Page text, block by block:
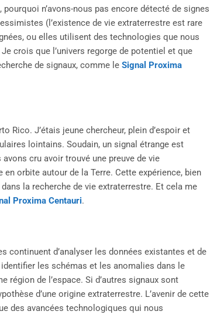
n’avons-nous pas encore détecté de signes
(l’existence de vie extraterrestre est rare
ou elles utilisent des technologies que nous
crois que l’univers regorge de potentiel et que
de signaux, comme le Signal Proxima
Rico. J’étais jeune chercheur, plein d’espoir et
lointains. Soudain, un signal étrange est
cru avoir trouvé une preuve de vie
en orbite autour de la Terre. Cette expérience, bien
la recherche de vie extraterrestre. Et cela me
Proxima Centauri.
continuent d’analyser les données existantes et de
les schémas et les anomalies dans le
région de l’espace. Si d’autres signaux sont
d’une origine extraterrestre. L’avenir de cette
des avancées technologiques qui nous